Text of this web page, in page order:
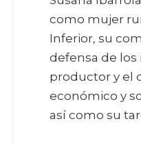
como mujer
Inferior, su
defensa de
productor y el
económico y
así como su